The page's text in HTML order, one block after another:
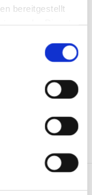
bereitgestellt